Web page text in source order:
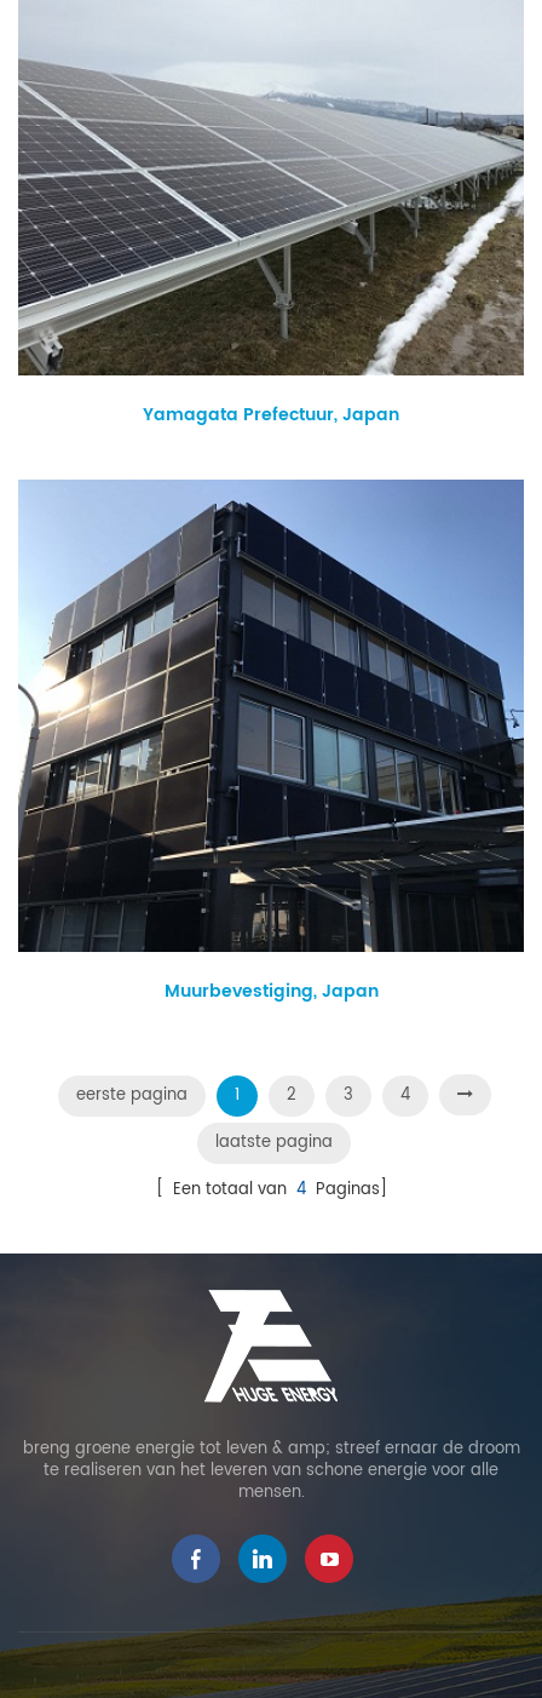
Yamagata Prefectuur, Japan
Muurbevestiging, Japan
eerste pagina 1 2 3
4
laatste pagina
[ Een totaal van 4Paginas]
breng groene energie tot leven & amp; streef ernaar de droom
te realiseren van het leveren van schone energie voor alle
mensen.